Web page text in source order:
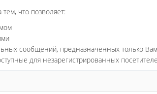
что позволяет:
сообщений, предназначенных только Вам
для незарегистрированных